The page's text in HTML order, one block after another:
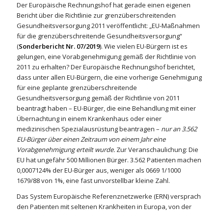
Der Europäische Rechnungshof hat gerade einen eigenen
Bericht über die Richtlinie zur grenzüberschreitenden
Gesundheitsversorgung 2011 veröffentlicht: „EU-Maßnahmen
für die grenzüberschreitende Gesundheitsversorgung“
(Sonderbericht Nr. 07/2019). Wie vielen EU-Bürgern ist es
gelungen, eine Vorabgenehmigung gemäß der Richtlinie von
2011 zu erhalten? Der Europäische Rechnungshof berichtet,
dass unter allen EU-Bürgern, die eine vorherige Genehmigung
für eine geplante grenzüberschreitende
Gesundheitsversorgung gemäß der Richtlinie von 2011
beantragt haben – EU-Bürger, die eine Behandlung mit einer
Übernachtung in einem Krankenhaus oder einer
medizinischen Spezialausrüstung beantragen – nur an 3.562
EU-Bürger über einen Zeitraum von einem Jahr eine
Vorabgenehmigung erteilt wurde.Zur Veranschaulichung: Die
EU hat ungefähr 500 Millionen Bürger. 3.562 Patienten machen
0,0007124% der EU-Bürger aus, weniger als 0669 1/1000
1679/88 von 1%, eine fast unvorstellbar kleine Zahl.
Das System Europäische Referenznetzwerke (ERN) versprach
den Patienten mit seltenen Krankheiten in Europa, von der